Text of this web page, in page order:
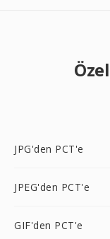
JPG'den PCT'e
JPEG'den PCT'e
GIF'den PCT'e